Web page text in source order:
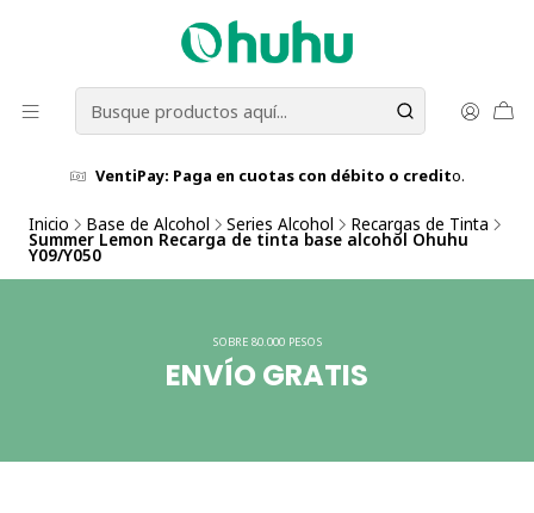
VentiPay: Paga en cuotas con débito o credito.
Inicio Base de Alcohol Series Alcohol Recargas de Tinta
Summer Lemon Recarga de tinta base alcohol Ohuhu
Y09/Y050
SOBRE 80.000 PESOS
ENVÍO GRATIS